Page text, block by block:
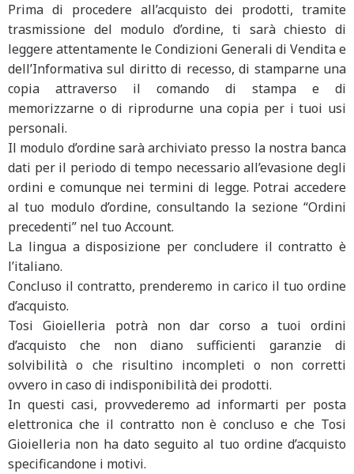
Prima di procedere all’acquisto dei prodotti, tramite
trasmissione del modulo d’ordine, ti sarà chiesto di
leggere attentamente le Condizioni Generali di Vendita e
dell’Informativa sul diritto di recesso, di stamparne una
copia attraverso il comando di stampa e di
memorizzarne o di riprodurne una copia per i tuoi usi
personali.
Il modulo d’ordine sarà archiviato presso la nostra banca
dati per il periodo di tempo necessario all’evasione degli
ordini e comunque nei termini di legge. Potrai accedere
al tuo modulo d’ordine, consultando la sezione “Ordini
precedenti” nel tuo Account.
La lingua a disposizione per concludere il contratto è
l’italiano.
Concluso il contratto, prenderemo in carico il tuo ordine
d’acquisto.
Tosi Gioielleria potrà non dar corso a tuoi ordini
d’acquisto che non diano sufficienti garanzie di
solvibilità o che risultino incompleti o non corretti
ovvero in caso di indisponibilità dei prodotti.
In questi casi, provvederemo ad informarti per posta
elettronica che il contratto non è concluso e che Tosi
Gioielleria non ha dato seguito al tuo ordine d’acquisto
specificandone i motivi.